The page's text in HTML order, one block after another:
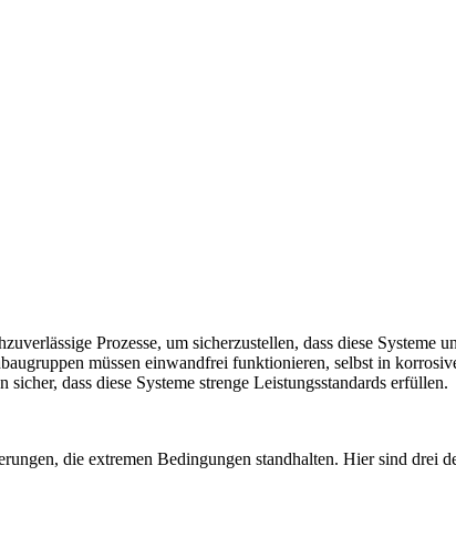
Prozesse, um sicherzustellen, dass diese Systeme
müssen einwandfrei funktionieren, selbst in
dass diese Systeme strenge Leistungsstandards erfüllen.
die extremen Bedingungen standhalten. Hier sind drei